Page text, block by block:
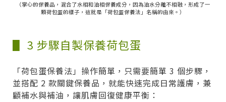
（掌心的保養品，混合了水相和油相保養成分，因為油水分離不相融，形成了一
顆荷包蛋的樣子，這就是「荷包蛋保養法」名稱的由來。）
▋ 3 步驟自製保養荷包蛋
「荷包蛋保養法」操作簡單，只需要簡單 3 個步驟，
並搭配 2 款關鍵保養品，就能快速完成日常護膚，兼
顧補水與補油，讓肌膚回復健康平衡：